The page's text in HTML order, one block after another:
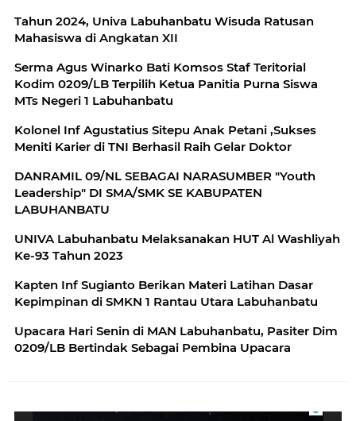
Tahun 2024, Univa Labuhanbatu Wisuda Ratusan
Mahasiswa di Angkatan XII
Serma Agus Winarko Bati Komsos Staf Teritorial
Kodim 0209/LB Terpilih Ketua Panitia Purna Siswa
MTs Negeri 1 Labuhanbatu
Kolonel Inf Agustatius Sitepu Anak Petani ,Sukses
Meniti Karier di TNI Berhasil Raih Gelar Doktor
DANRAMIL 09/NL SEBAGAI NARASUMBER "Youth
Leadership" DI SMA/SMK SE KABUPATEN
LABUHANBATU
UNIVA Labuhanbatu Melaksanakan HUT Al Washliyah
Ke-93 Tahun 2023
Kapten Inf Sugianto Berikan Materi Latihan Dasar
Kepimpinan di SMKN 1 Rantau Utara Labuhanbatu
Upacara Hari Senin di MAN Labuhanbatu, Pasiter Dim
0209/LB Bertindak Sebagai Pembina Upacara